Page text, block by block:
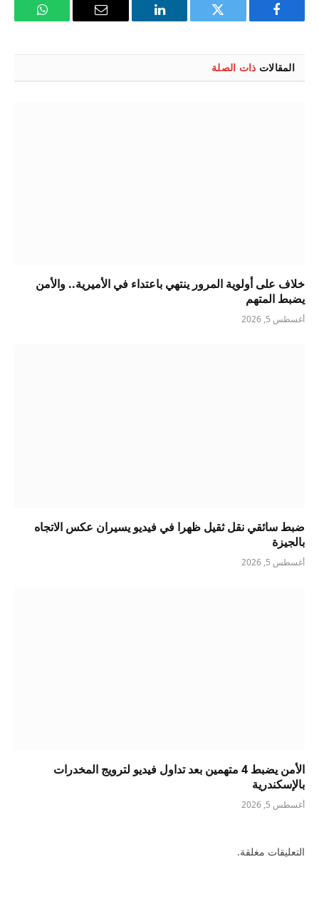
فيسبوك تويتر لينكدإن
البريد
واتساب
المقالات ذات الصلة
خلاف على أولوية المرور ينتهي باعتداء في الأميرية.. والأمن
يضبط المتهم
أغسطس 5, 2026
ضبط سائقي نقل ثقيل ظهرا في فيديو يسيران عكس الاتجاه
بالجيزة
أغسطس 5, 2026
الأمن يضبط 4 متهمين بعد تداول فيديو لترويج المخدرات
بالإسكندرية
أغسطس 5, 2026
التعليقات مغلقة.